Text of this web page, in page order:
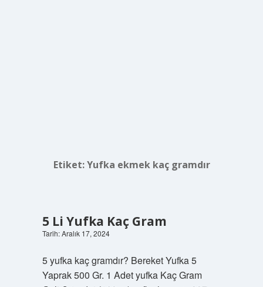
Etiket:Yufka ekmek kaç gramdır
5 Li Yufka Kaç Gram
Tarih: Aralık 17, 2024
5 yufka kaç gramdır? Bereket Yufka 5
Yaprak 500 Gr. 1 Adet yufka Kaç Gram